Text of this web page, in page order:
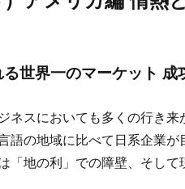
世界一のマーケット 成
ネスにおいても多くの行き
語の地域に比べて日系企業
「地の利」での障壁、そして